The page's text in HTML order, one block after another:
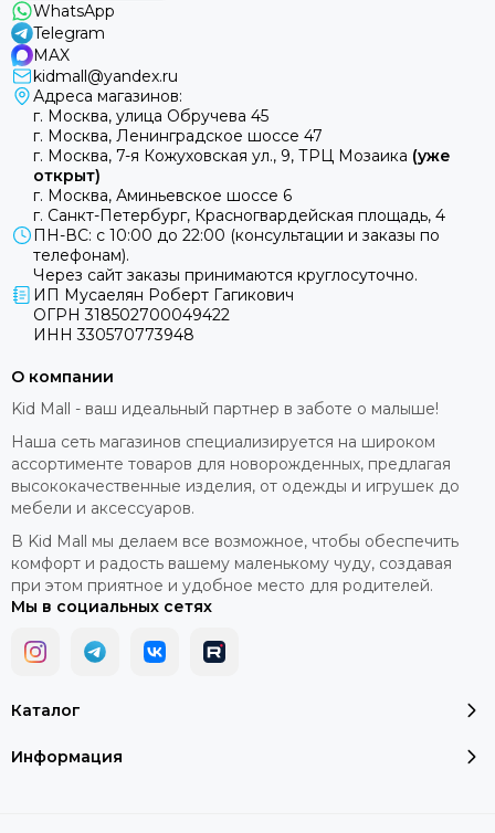
WhatsApp
Telegram
MAX
kidmall@yandex.ru
Адреса магазинов:
г. Москва, улица Обручева 45
г. Москва, Ленинградское шоссе 47
г. Москва, 7-я Кожуховская ул., 9, ТРЦ Мозаика (уже
открыт)
г. Москва, Аминьевское шоссе 6
г. Санкт-Петербург, Красногвардейская площадь, 4
ПН-ВС: с 10:00 до 22:00 (консультации и заказы по
телефонам).
Через сайт заказы принимаются круглосуточно.
ИП Мусаелян Роберт Гагикович
ОГРН 318502700049422
ИНН 330570773948
Каталог
Информация
О компании
Kid Mall - ваш идеальный партнер в заботе о малыше!
Наша сеть магазинов специализируется на широком
ассортименте товаров для новорожденных, предлагая
высококачественные изделия, от одежды и игрушек до
мебели и аксессуаров.
В Kid Mall мы делаем все возможное, чтобы обеспечить
комфорт и радость вашему маленькому чуду, создавая
при этом приятное и удобное место для родителей.
Мы в социальных сетях